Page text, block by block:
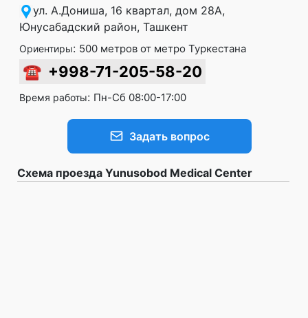
ул. А.Дониша, 16 квартал, дом 28А,
Юнусабадский район, Ташкент
Ориентиры: 500 метров от метро Туркестана
☎ +998-71-205-58-20
Время работы: Пн-Сб 08:00-17:00
Задать вопрос
Схема проезда Yunusobod Medical Center